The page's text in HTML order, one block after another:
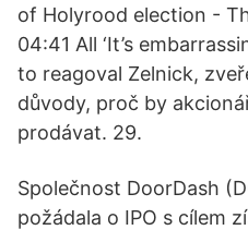
of Holyrood election -
04:41 All ‘It’s
to reagoval Zelnick,
důvody, proč by
prodávat. 29.
Společnost DoorDash
požádala o IPO s cílem